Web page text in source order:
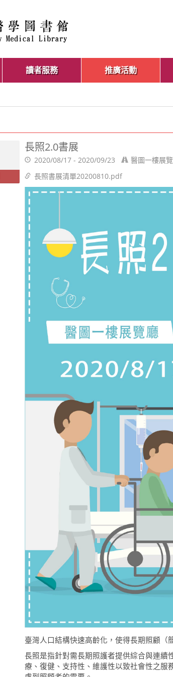
讀者服務 推廣活動
長照2.0書展
2020/08/17 - 2020/09/23 醫圖一樓展
長照書展清單20200810.pdf
臺灣人口結構快速高齡化，使得長期照顧（
長照是指針對需長期照護者提供綜合與連續
療、復健、支持性、維護性以致社會性之服